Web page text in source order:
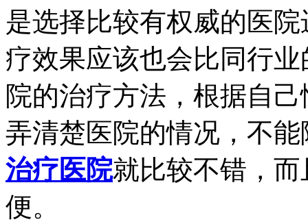
是选择比较有权威的医
疗效果应该也会比同行
院的治疗方法，根据自
弄清楚医院的情况，不
治疗医院就比较不错，
便。